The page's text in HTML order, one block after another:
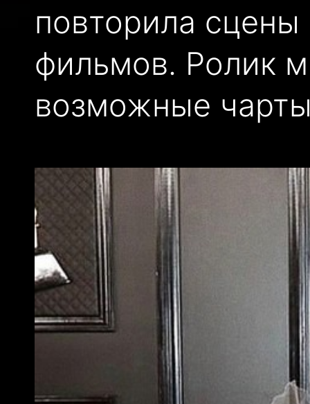
повторила
фильмов. Ролик
возможные